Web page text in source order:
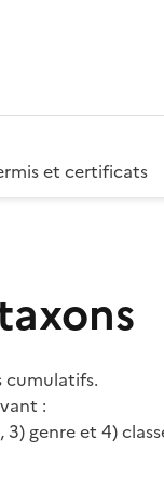
et certificats
cumulatifs.
:
genre et 4)